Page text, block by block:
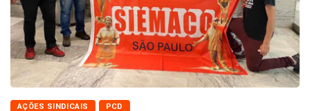
AÇÕES SINDICAIS PCD